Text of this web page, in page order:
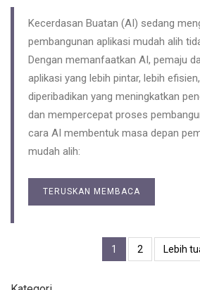
Kecerdasan Buatan (AI) sedang
pembangunan aplikasi mudah alih
Dengan memanfaatkan AI, pemaju
aplikasi yang lebih pintar, lebih
diperibadikan yang meningkatkan
dan mempercepat proses
cara AI membentuk masa depan
mudah alih:
TERUSKAN MEMBACA
1 2 Lebih